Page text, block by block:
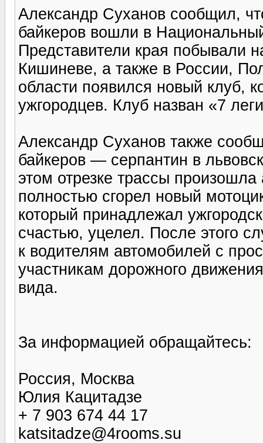
Александр Суханов сообщил,
байкеров вошли в
Представители края побывали
Кишиневе, а также в России,
области появился новый клуб,
ужгородцев. Клуб назван «7
Александр Суханов также
байкеров — серпантин в
этом отрезке трассы
полностью сгорел новый
который принадлежал
счастью, уцелел. После этого
к водителям автомобилей с
участникам дорожного
вида.
За информацией обращайтесь:
Россия, Москва
Юлия Кацитадзе
+ 7 903 674 44 17
katsitadze@4rooms.su